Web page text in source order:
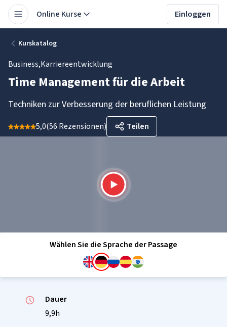
Online Kurse Einloggen
Kurskatalog
Business,Karriereentwicklung
Time Management für die Arbeit
Techniken zur Verbesserung der beruflichen Leistung
5,0(56 Rezensionen) Teilen
Wählen Sie die Sprache der Passage
Dauer
9,9h